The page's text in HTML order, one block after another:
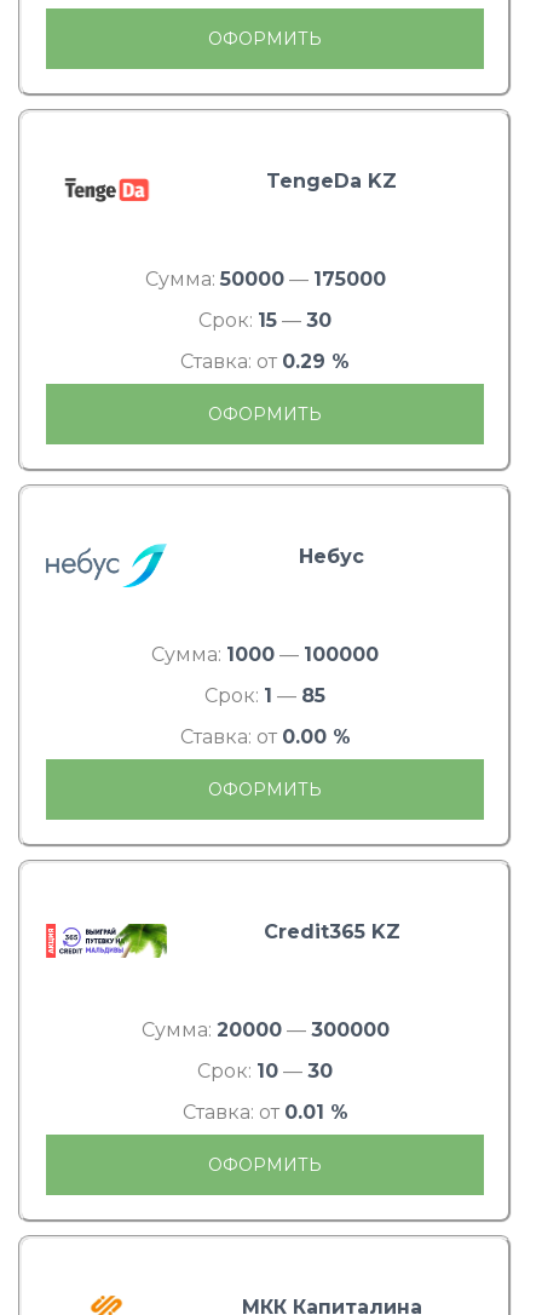
ОФОРМИТЬ
TengeDa KZ
Сумма: 50000— 175000
Срок: 15 — 30
Ставка: от 0.29 %
ОФОРМИТЬ
Небус
Сумма: 1000 — 100000
Срок: 1 — 85
Ставка: от 0.00 %
ОФОРМИТЬ
Credit365 KZ
Сумма: 20000— 300000
Срок: 10 — 30
Ставка: от 0.01 %
ОФОРМИТЬ
МКК Капиталина